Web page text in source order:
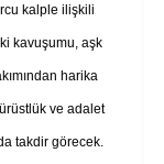
kalple ilişkili
kavuşumu, aşk
harika
ve adalet
takdir görecek.